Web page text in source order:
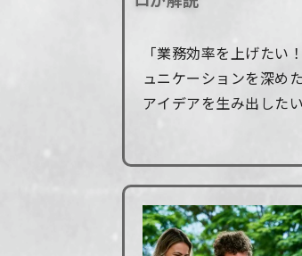
「業務効率を上げたい
ュニケーションを深め
アイデアを生み出した
うオフサイトミーティ